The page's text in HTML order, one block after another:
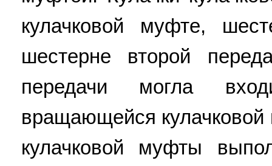
кулачковой муфте,
шестерне второй
передачи могла
вращающейся
кулачковой муфты